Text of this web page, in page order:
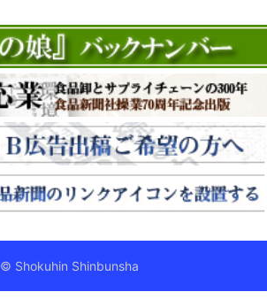
© Shokuhin Shinbunsha